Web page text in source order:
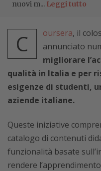
nuovi m... Leggi tutto
C oursera, il
annunciato
migliorare
qualità in Italia e per
esigenze di studenti,
aziende italiane.
Queste iniziative
catalogo di contenuti
funzionalità basate
rendere